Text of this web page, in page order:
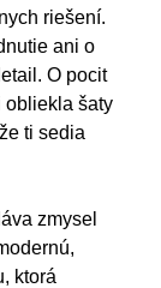
riešení.
ani o
O pocit
obliekla šaty
ti sedia
zmysel
ktorá